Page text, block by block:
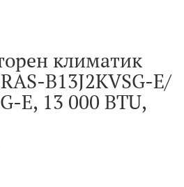
климатик
B13J2KVSG-E/
E, 13 000 BTU,